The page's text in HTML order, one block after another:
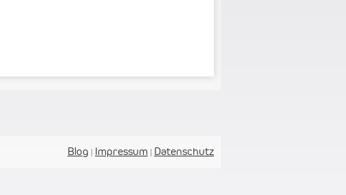
Blog | Impressum | Datenschutz